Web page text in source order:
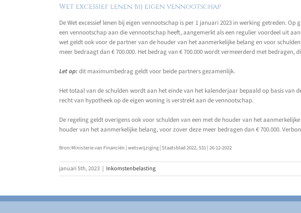
Wet excessief lenen bij eigen vennootschap
De Wet excessief lenen bij eigen vennootschap is per 1 januari 2023 in werking getreden.
een vennootschap aan die vennootschap heeft, aangemerkt als een regulier voordeel uit
wet geldt ook voor de partner van de houder van het aanmerkelijke belang en voor
meer bedraagt dan € 700.000. Het bedrag van € 700.000 wordt vermeerderd met
Let op:dit maximumbedrag geldt voor beide partners gezamenlijk.
Het totaal van de schulden wordt aan het einde van het kalenderjaar bepaald op basis van
recht van hypotheek op de eigen woning is verstrekt aan de vennootschap.
De regeling geldt overigens ook voor schulden van een met de houder van het
houder van het aanmerkelijke belang, voor zover deze meer bedragen dan € 700.000.
Bron:Ministerie van Financiën | wetswijziging | Staatsblad 2022, 531 | 26-12-2022
januari 5th, 2023 | Inkomstenbelasting